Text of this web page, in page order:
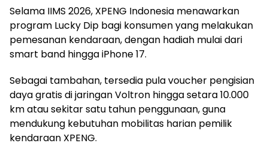
Selama IIMS 2026, XPENG Indonesia menawarkan
program Lucky Dip bagi konsumen yang melakukan
pemesanan kendaraan, dengan hadiah mulai dari
smart band hingga iPhone 17.
Sebagai tambahan, tersedia pula voucher pengisian
daya gratis di jaringan Voltron hingga setara 10.000
km atau sekitar satu tahun penggunaan, guna
mendukung kebutuhan mobilitas harian pemilik
kendaraan XPENG.